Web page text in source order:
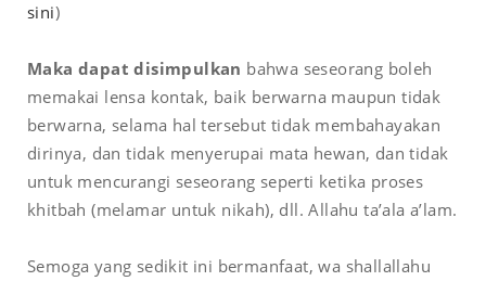
sini)
Maka dapat disimpulkan bahwa seseorang boleh
memakai lensa kontak, baik berwarna maupun tidak
berwarna, selama hal tersebut tidak membahayakan
dirinya, dan tidak menyerupai mata hewan, dan tidak
untuk mencurangi seseorang seperti ketika proses
khitbah (melamar untuk nikah), dll. Allahu ta’ala a’lam.
Semoga yang sedikit ini bermanfaat, wa shallallahu